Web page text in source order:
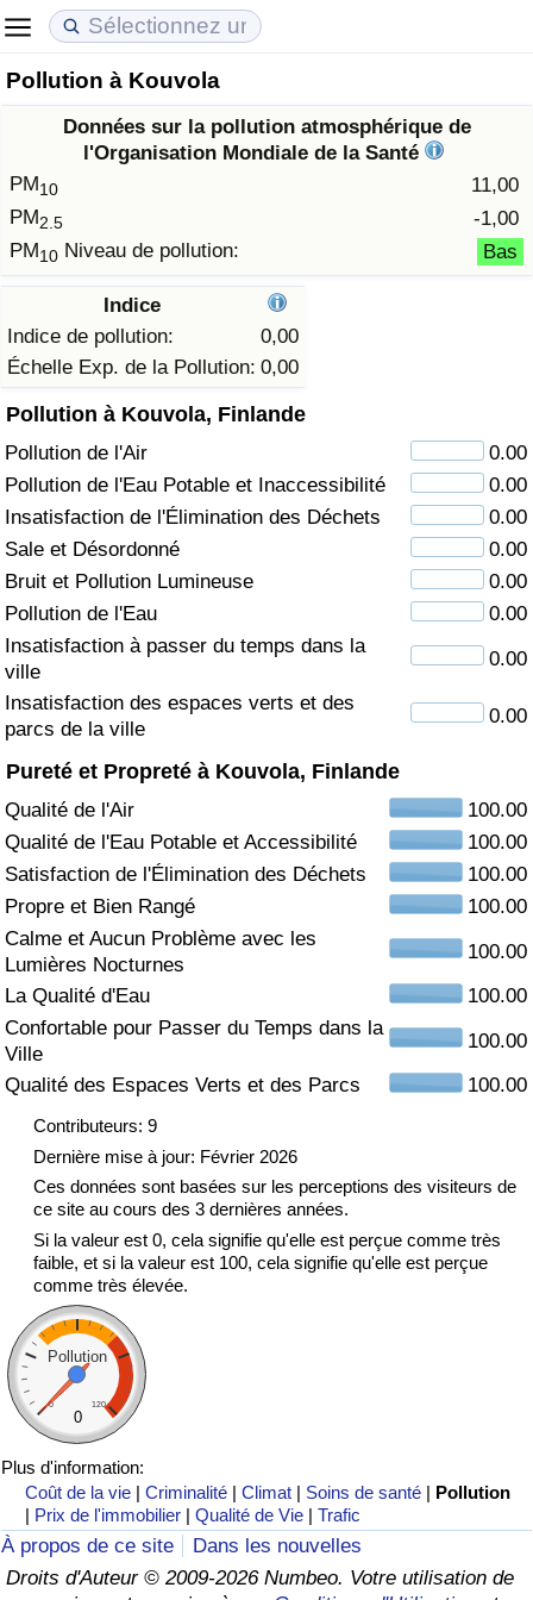
Pollution à Kouvola
Données sur la pollution atmosphérique de
l'Organisation Mondiale de la Santé
PM10
11,00
PM2.5
-1,00
PM10 Niveau de pollution: Bas
Indice
Indice de pollution:
0,00
Échelle Exp. de la Pollution: 0,00
Pollution à Kouvola, Finlande
Pollution de l'Air
0.00
Pollution de l'Eau Potable et Inaccessibilité
0.00
Insatisfaction de l'Élimination des Déchets
0.00
Sale et Désordonné
0.00
Bruit et Pollution Lumineuse
0.00
Pollution de l'Eau
0.00
Insatisfaction à passer du temps dans la
ville
0.00
Insatisfaction des espaces verts et des
parcs de la ville
0.00
Pureté et Propreté à Kouvola, Finlande
Qualité de l'Air
100.00
Qualité de l'Eau Potable et Accessibilité
100.00
Satisfaction de l'Élimination des Déchets
100.00
Propre et Bien Rangé
100.00
Calme et Aucun Problème avec les
Lumières Nocturnes
100.00
La Qualité d'Eau
100.00
Confortable pour Passer du Temps dans la
Ville
100.00
Qualité des Espaces Verts et des Parcs
100.00
Contributeurs: 9
Dernière mise à jour: Février 2026
Ces données sont basées sur les perceptions des visiteurs de
ce site au cours des 3 dernières années.
Si la valeur est 0, cela signifie qu'elle est perçue comme très
faible, et si la valeur est 100, cela signifie qu'elle est perçue
comme très élevée.
Pollution
0 120
0
Plus d'information:
Coût de la vie |Criminalité |Climat | Soins de santé | Pollution
| Prix de l'immobilier |Qualité de Vie |Trafic
À propos de ce site
Dans les nouvelles
Droits d'Auteur © 2009-2026 Numbeo. Votre utilisation de
Coût de la vie
Indice du Coût de la Vie (Actuel)
Indice du Coût de la Vie
à Akaba
Prix de l'immobilier
Indice des Prix de l'immobilier (Actuel)
Indice des Prix de l'immobilier
Qualité de Vie
Indice de Qualité de Vie
Indice de Qualité de Vie (Actuel)
Criminalité
Indice de Criminalité (Actuel)
Indice de Criminalité
Indice de criminalité par pays
Soins de santé
Indice des soins de santé (Actuel)
Indice des soins de santé
Indice des soins de santé par Pays
Pollution
Indice de Pollution (Actuel)
Indice de pollution
Indice de Pollution par Pays
Trafic
Indice de Trafic
Indice de Trafic (Actuel)
Indice de Trafic par Pays